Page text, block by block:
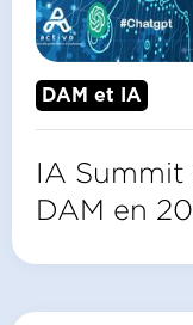
DAM et IA
IA Summit
DAM en